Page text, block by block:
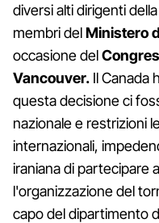
diversi alti dirigenti
membri delMinistero
occasione del
Vancouver. Il Canada
questa decisione ci
nazionale e restrizioni
internazionali,
iraniana di partecipare
l'organizzazione del
capo del dipartimento